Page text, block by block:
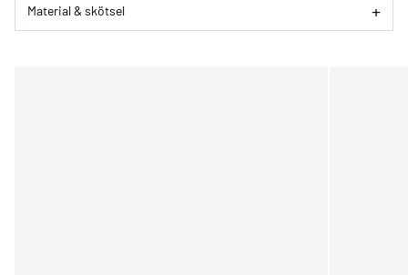
Material & skötsel